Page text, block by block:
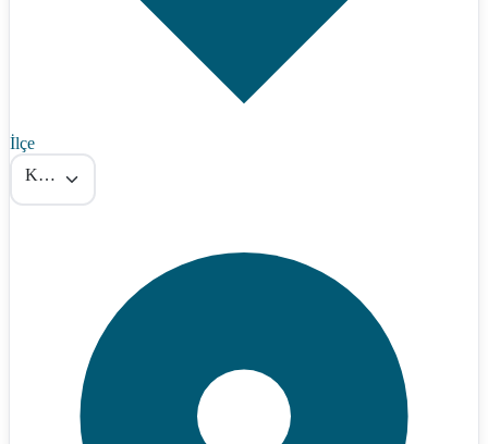
İlçe
KELKİT